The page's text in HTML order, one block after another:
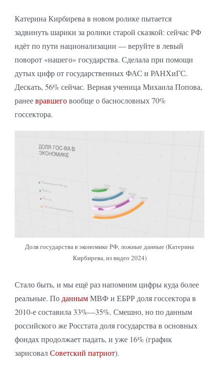
Катерина Кирбирева в новом ролике пытается
задвинуть шарики за ролики старой сказкой: сейчас РФ
идёт по пути национализации — веруйте в левый
поворот «нашего» государства. Сделала при помощи
дутых цифр от государственных ФАС и РАНХиГС.
Дескать, 56% сейчас. Верная ученица Михаила Попова,
ранеевравшеговообще о баснословных 70%
госсектора.
Доля государства в экономике РФ, ложные данные (Катерина
Кирбирева, из видео 2024)
Стало быть, и мы ещё раз напомним цифры куда более
реальные. По даннымМВФ и ЕБРР доля госсектора в
2010-е составила 33%—35%. Смешно, но по данным
российского же Росстата доля государства в основных
фондах продолжает падать, и уже 16% (график
зарисовалСоветский патриот).